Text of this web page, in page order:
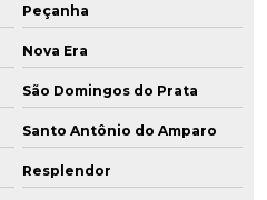
Peçanha
Nova Era
São Domingos do Prata
Santo Antônio do Amparo
Resplendor